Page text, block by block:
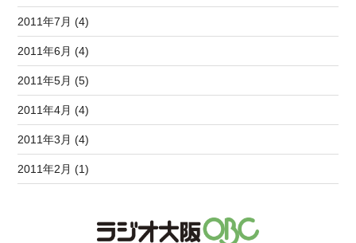
2011年7月 (4)
2011年6月 (4)
2011年5月 (5)
2011年4月 (4)
2011年3月 (4)
2011年2月 (1)